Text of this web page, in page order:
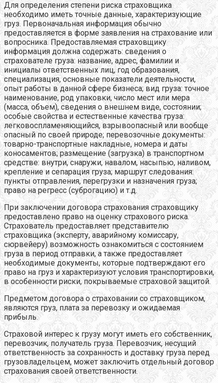
Для определения степени риска страховщика
необходимо иметь точные данные, характеризующие
груз. Первоначальная информация обычно
предоставляется в форме заявления на страхование или
вопросника. Предоставляемая страховщику
информация должна содержать: сведения о
страхователе груза: название, адрес, фамилии и
инициалы ответственных лиц, год образования,
специализация, основные показатели деятельности,
опыт работы в данной сфере бизнеса; вид груза: точное
наименование, род упаковки, число мест или мера
(масса, объем), сведения о внешнем виде, состоянии;
особые свойства и естественные качества груза:
легковоспламеняющийся, взрывоопасный или вообще
опасный по своей природе; перевозочные документы:
товарно-транспортные накладные, номера и даты
коносаментов; размещение (загрузка) в транспортном
средстве: внутри, снаружи, навалом, насыпью, наливом,
крепление и сепарация груза; маршрут следования:
пункты отправления, перегрузки и назначения груза;
право на регресс (суброгацию) и т.д.
При заключении договора страхования страховщику
предоставлено право на оценку страхового риска.
Страхователь предоставляет представителю
страховщика (эксперту, аварийному комиссару,
сюрвейеру) возможность ознакомиться с состоянием
груза в период отправки, а также предоставляет
необходимые документы, которые подтверждают его
право на груз и характеризуют условия транспортировки,
в особенности риски, покрываемые страховой защитой.
Предметом договора о страховании со страховщиком,
являются груз, плата за перевозку и ожидаемая
прибыль.
Страховой интерес к грузу могут иметь его собственник,
перевозчик, получатель груза. Перевозчик, несущий
ответственность за сохранность и доставку груза перед
грузовладельцем, может заключить отдельный договор
страхования своей ответственности.